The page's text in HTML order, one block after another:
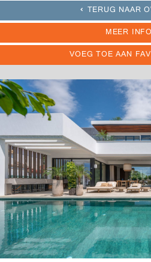
TERUG NAAR
MEER INFO
VOEG TOE AAN